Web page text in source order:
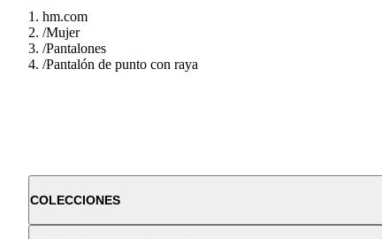
hm.com
/Mujer
/Pantalones
/Pantalón de punto con raya
COLECCIONES